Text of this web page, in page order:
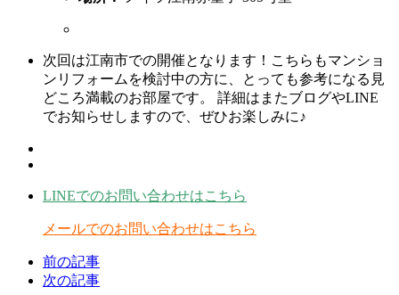
次回は江南市での開催となります！こちらもマンショ
ンリフォームを検討中の方に、とっても参考になる見
どころ満載のお部屋です。 詳細はまたブログやLINE
でお知らせしますので、ぜひお楽しみに♪
LINEでのお問い合わせはこちら
メールでのお問い合わせはこちら
前の記事
次の記事